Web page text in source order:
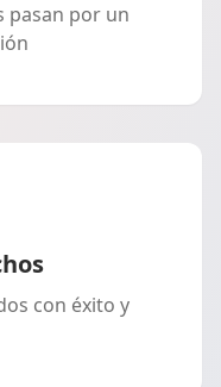
pasan por un
con éxito y